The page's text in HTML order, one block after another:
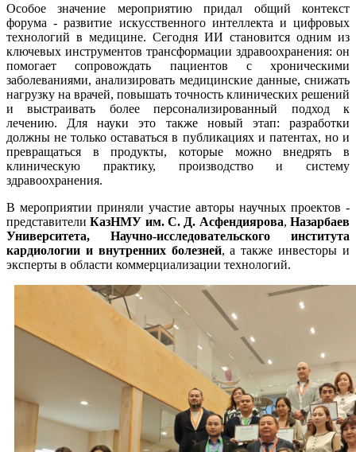
Особое значение мероприятию придал общий контекст
форума - развитие искусственного интеллекта и цифровых
технологий в медицине. Сегодня ИИ становится одним из
ключевых инструментов трансформации здравоохранения: он
помогает сопровождать пациентов с хроническими
заболеваниями, анализировать медицинские данные, снижать
нагрузку на врачей, повышать точность клинических решений
и выстраивать более персонализированный подход к
лечению. Для науки это также новый этап: разработки
должны не только оставаться в публикациях и патентах, но и
превращаться в продукты, которые можно внедрять в
клиническую практику, производство и систему
здравоохранения.
В мероприятии приняли участие авторы научных проектов -
представителиКазНМУ им. С. Д. Асфендиярова,Назарбаев
Университета, Научно-исследовательского института
кардиологии и внутренних болезней, а также инвесторы и
эксперты в области коммерциализации технологий.